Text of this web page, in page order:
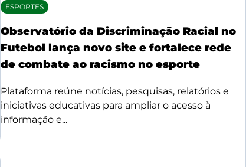
ESPORTES
Observatório da Discriminação Racial no
Futebol lança novo site e fortalece rede
de combate ao racismo no esporte
Plataforma reúne notícias, pesquisas, relatórios e
iniciativas educativas para ampliar o acesso à
informação e...